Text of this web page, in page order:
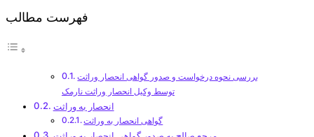
فهرست مطالب
بررسی نحوه درخواست و صدور گواهی انحصار وراثت
توسط وکیل انحصار وراثت نارمک
انحصار به وراثت
گواهی انحصار به وراثت